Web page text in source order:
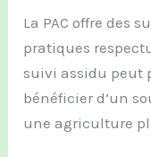
La PAC offre des
pratiques
suivi assidu peut
bénéficier d’un
une agriculture